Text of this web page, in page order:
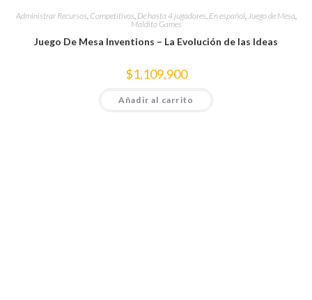
Administrar Recursos Competitivos De hasta 4 jugadores En español, Juego de Mesa
Maldito Games
Juego De Mesa Inventions – La Evolución de las Ideas
$1,109,900
Añadir al carrito